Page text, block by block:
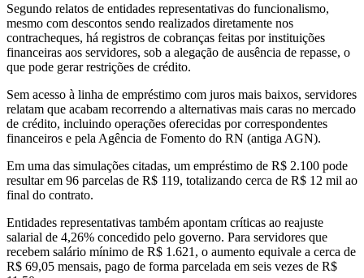
Segundo relatos de entidades representativas do funcionalismo,
mesmo com descontos sendo realizados diretamente nos
contracheques, há registros de cobranças feitas por instituições
financeiras aos servidores, sob a alegação de ausência de repasse, o
que pode gerar restrições de crédito.
Sem acesso à linha de empréstimo com juros mais baixos, servidores
relatam que acabam recorrendo a alternativas mais caras no mercado
de crédito, incluindo operações oferecidas por correspondentes
financeiros e pela Agência de Fomento do RN (antiga AGN).
Em uma das simulações citadas, um empréstimo de R$ 2.100 pode
resultar em 96 parcelas de R$ 119, totalizando cerca de R$ 12 mil ao
final do contrato.
Entidades representativas também apontam críticas ao reajuste
salarial de 4,26% concedido pelo governo. Para servidores que
recebem salário mínimo de R$ 1.621, o aumento equivale a cerca de
R$ 69,05 mensais, pago de forma parcelada em seis vezes de R$